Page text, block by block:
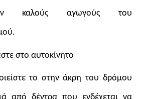
καλούς αγωγούς του
στο αυτοκίνητο
το στην άκρη του δρόμου